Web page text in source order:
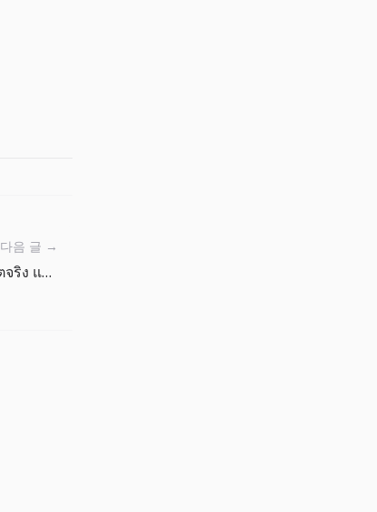
다음 글 →
การใช้จ่ายออนไลน์สหรัฐ 16.9%: โตจริง แต่ต้องตัดภาพลวงจากราคาออก